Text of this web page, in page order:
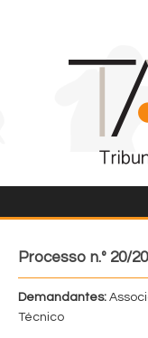
Processo n.º 20/
Demandantes:
Técnico